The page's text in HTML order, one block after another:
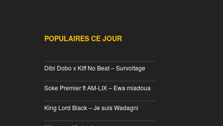
POPULAIRES CE JOUR
Dibi Dobo x Kiff No Beat – Survoltage
Soke Premier ft AM-LIX – Ewa miadoua
King Lord Black – Je suis Wadagni